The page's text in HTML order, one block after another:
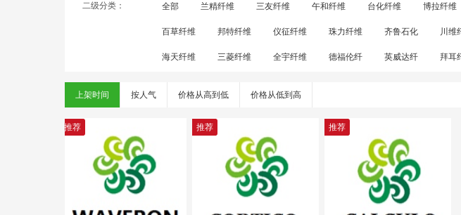
二级分类： 全部 兰精纤维 三友纤维 午和纤维 台化纤维 博拉纤维
百草纤维 邦特纤维 仪征纤维 珠力纤维 齐鲁石化 川维
海天纤维 三菱纤维 全宇纤维 德福伦纤 英威达纤 拜耳
上架时间 按人气 价格从高到低 价格从低到高
推荐 推荐 推荐